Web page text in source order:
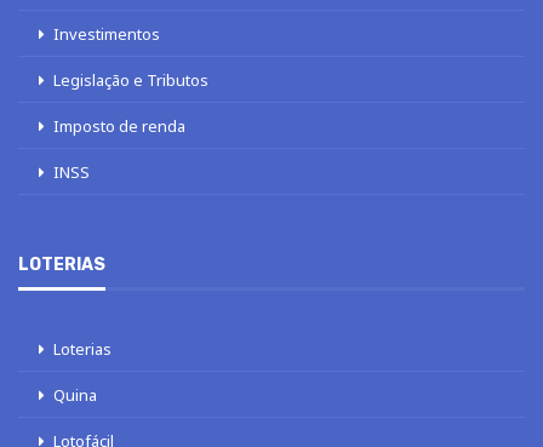
Investimentos
Legislação e Tributos
Imposto de renda
INSS
LOTERIAS
Loterias
Quina
Lotofácil